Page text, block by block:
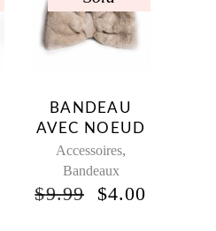
BANDEAU
AVEC NOEUD
Accessoires,
Bandeaux
$9.99 $4.00